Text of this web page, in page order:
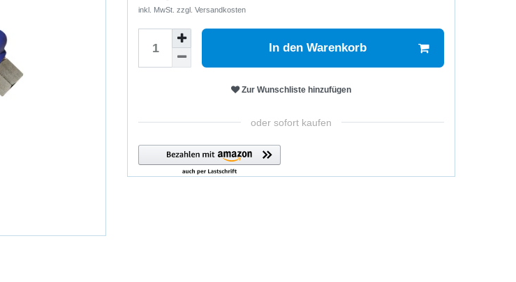
inkl. MwSt. zzgl. Versandkosten
In den Warenkorb
Zur Wunschliste hinzufügen
oder sofort kaufen